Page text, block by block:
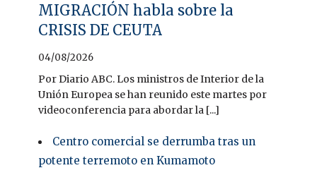
MIGRACIÓN habla sobre la
CRISIS DE CEUTA
04/08/2026
Por Diario ABC. Los ministros de Interior de la
Unión Europea se han reunido este martes por
videoconferencia para abordar la [...]
Centro comercial se derrumba tras un
potente terremoto en Kumamoto